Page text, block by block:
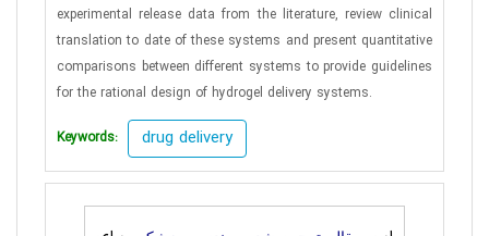
experimental release data from the literature, review clinical
translation to date of these systems and present quantitative
comparisons between different systems to provide guidelines
for the rational design of hydrogel delivery systems.
Keywords: drug delivery